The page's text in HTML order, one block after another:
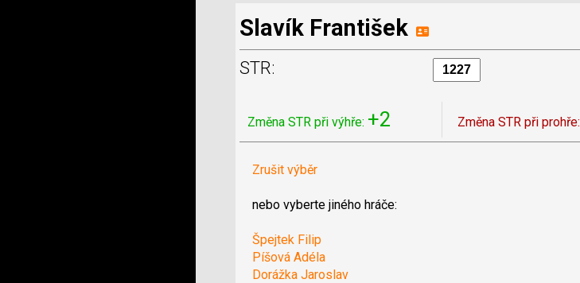
Slavík František
STR:
Změna STR při výhře: +2 Změna STR při prohře:
Zrušit výběr
nebo vyberte jiného hráče:
Špejtek Filip
Píšová Adéla
Dorážka Jaroslav